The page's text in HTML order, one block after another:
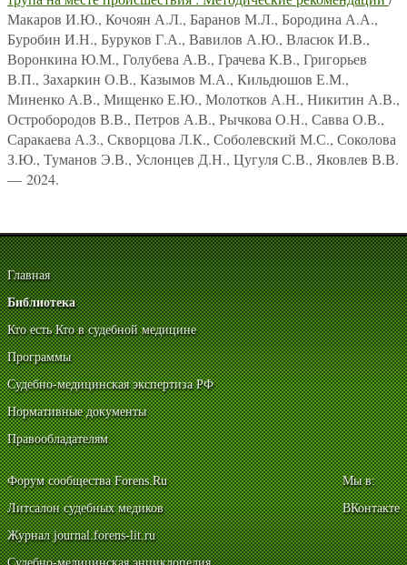
Макаров И.Ю., Кочоян А.Л., Баранов М.Л., Бородина А.А.,
Буробин И.Н., Буруков Г.А., Вавилов А.Ю., Власюк И.В.,
Воронкина Ю.М., Голубева А.В., Грачева К.В., Григорьев
В.П., Захаркин О.В., Казымов М.А., Кильдюшов Е.М.,
Миненко А.В., Мищенко Е.Ю., Молотков А.Н., Никитин А.В.,
Остробородов В.В., Петров А.В., Рычкова О.Н., Савва О.В.,
Саракаева А.З., Скворцова Л.К., Соболевский М.С., Соколова
З.Ю., Туманов Э.В., Услонцев Д.Н., Цугуля С.В., Яковлев В.В.
— 2024.
Главная
Библиотека
Кто есть Кто в судебной медицине
Программы
Судебно-медицинская экспертиза РФ
Нормативные документы
Правообладателям
Форум сообщества Forens.Ru
Литсалон судебных медиков
Журнал journal.forens-lit.ru
Мы в:
ВКонтакте